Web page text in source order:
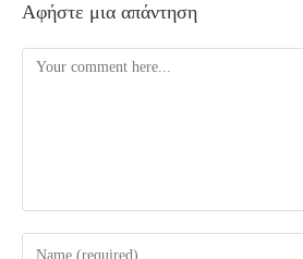
Αφήστε μια απάντηση
Comment
Enter